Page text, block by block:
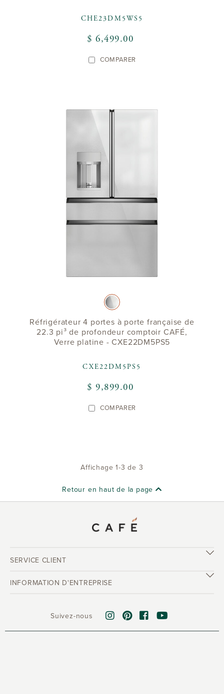
CHE23DM5WS5
$ 6,499.00
COMPARER
Réfrigérateur 4 portes à porte française de
22.3 pi³ de profondeur comptoir CAFÉ,
Verre platine - CXE22DM5PS5
CXE22DM5PS5
$ 9,899.00
COMPARER
Affichage 1-3 de 3
Retour en haut de la page
SERVICE CLIENT
INFORMATION D'ENTREPRISE
Suivez-nous